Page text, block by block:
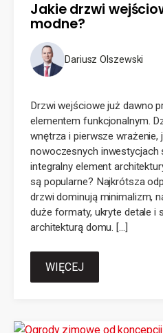
Jakie drzwi
modne?
Dariusz Olszewski
Drzwi wejściowe już dawno
elementem funkcjonalnym.
wnętrza i pierwsze wrażenie,
nowoczesnych inwestycjach
integralny element
są popularne? Najkrótsza
drzwi dominują minimalizm,
duże formaty, ukryte detale i
architekturą domu. […]
WIĘCEJ